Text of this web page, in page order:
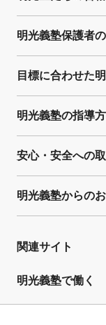
明光義塾保護者
目標に合わせた
明光義塾の指導
安心・安全への
明光義塾からの
関連サイト
明光義塾で働く